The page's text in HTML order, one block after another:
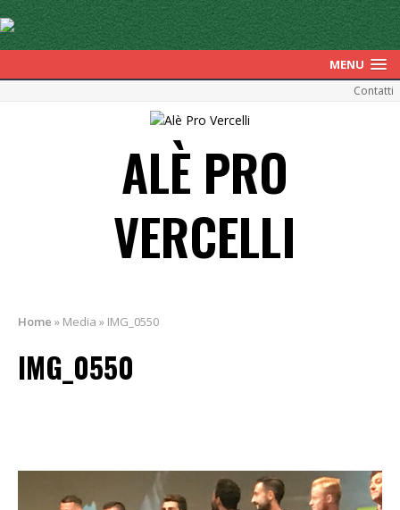
MENU
Contatti
ALÈ PRO
VERCELLI
Home » Media » IMG_0550
IMG_0550